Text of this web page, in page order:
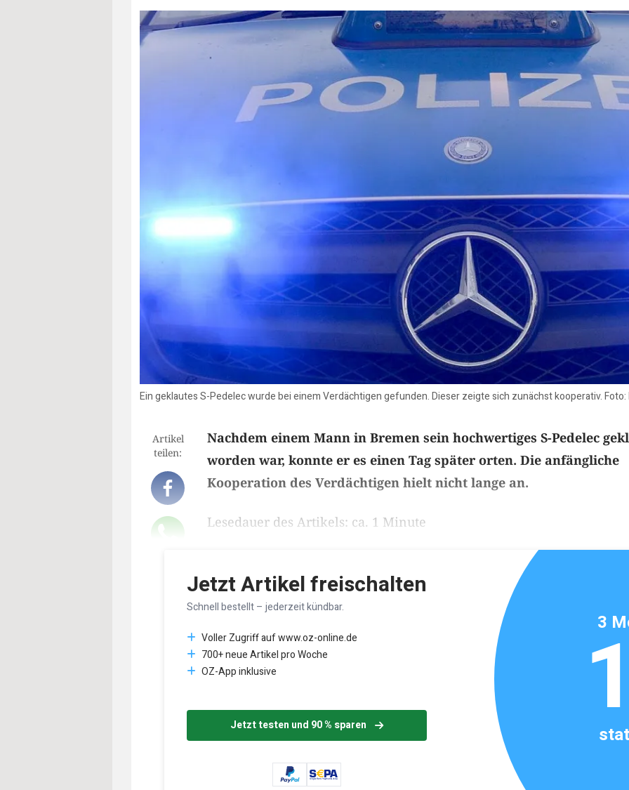
Ein geklautes S-Pedelec wurde bei einem Verdächtigen gefunden. Dieser zeigte sich zunächst kooperativ.
Artikel
teilen:
Nachdem einem Mann in Bremen sein hochwertiges S-Pedelec
worden war, konnte er es einen Tag später orten. Die anfängliche
Kooperation des Verdächtigen hielt nicht lange an.
Lesedauer des Artikels: ca. 1 Minute
Jetzt Artikel freischalten
Schnell bestellt – jederzeit kündbar.
Voller Zugriff auf www.oz-online.de
700+ neue Artikel pro Woche
OZ-App inklusive
Jetzt testen und 90 % sparen
3